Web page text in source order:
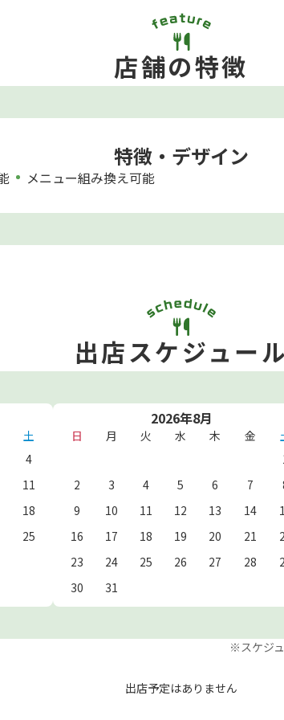
店舗の特徴
特徴・デザイン
メニュー組み換え可能
出店スケジュール
土
4
11
18
25
2026年8月
日 月 火 水 木 金
2
3 4 5 6 7
9
10 11 12 13 14
16
17 18 19 20 21
23
24 25 26 27 28
30
31
※スケジ
出店予定はありません